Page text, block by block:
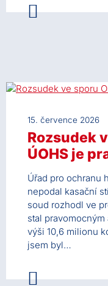
15. července 2026
Rozsudek
ÚOHS je
Úřad pro ochranu
nepodal kasační
soud rozhodl ve
stal pravomocným
výši 10,6 milionu
jsem byl…